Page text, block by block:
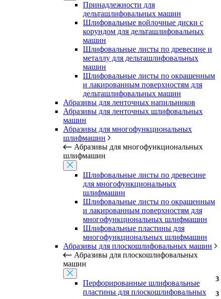
Принадлежности для
дельташлифовальных машин
Шлифовальные войлочные диски с
корундом для дельташлифовальных
машин
Шлифовальные листы по древесине и
металлу для дельташлифовальных
машин
Шлифовальные листы по окрашенным
и лакированным поверхностям для
дельташлифовальных машин
Абразивы для ленточных напильников
Абразивы для ленточных шлифовальных
машин
Абразивы для многофункциональных
шлифмашин
Абразивы для многофункциональных
шлифмашин
Шлифовальные листы по древесине
для многофункциональных
шлифмашин
Шлифовальные листы по окрашенным
и лакированным поверхностям для
многофункциональных шлифмашин
Шлифовальные пластины для
многофункциональных шлифмашин
Абразивы для плоскошлифовальных машин
Абразивы для плоскошлифовальных
машин
Перфорированные шлифовальные
пластины для плоскошлифовальных
3
3
3
3
3
3
3
3
3
3
3
3